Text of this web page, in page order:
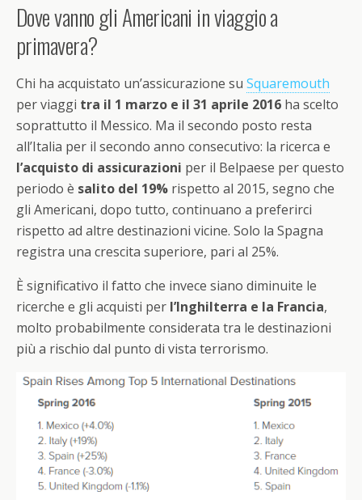
Dove vanno gli Americani in viaggio a
primavera?
Chi ha acquistato un’assicurazione su Squaremouth
per viaggi tra il 1 marzo e il 31 aprile 2016 ha scelto
soprattutto il Messico. Ma il secondo posto resta
all’Italia per il secondo anno consecutivo: la ricerca e
l’acquisto di assicurazioni per il Belpaese per questo
periodo è salito del 19% rispetto al 2015, segno che
gli Americani, dopo tutto, continuano a preferirci
rispetto ad altre destinazioni vicine. Solo la Spagna
registra una crescita superiore, pari al 25%.
È significativo il fatto che invece siano diminuite le
ricerche e gli acquisti per l’Inghilterra e la Francia,
molto probabilmente considerata tra le destinazioni
più a rischio dal punto di vista terrorismo.